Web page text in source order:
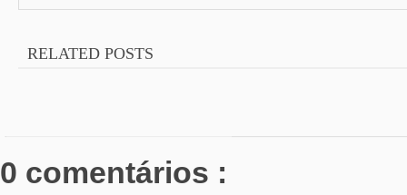
RELATED POSTS
0 comentários :